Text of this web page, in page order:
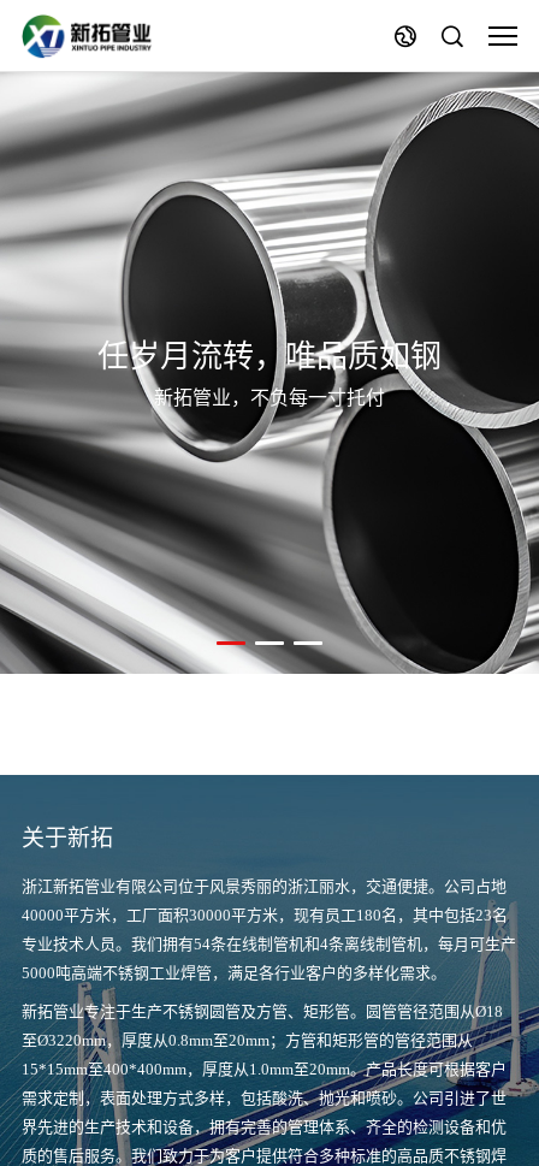
任岁月流转，唯品质如钢
新拓管业，不负每一寸托付
关于新拓
浙江新拓管业有限公司位于风景秀丽的浙江丽水，交通便捷。公司占地
40000平方米，工厂面积30000平方米，现有员工180名，其中包括23名
专业技术人员。我们拥有54条在线制管机和4条离线制管机，每月可生产
5000吨高端不锈钢工业焊管，满足各行业客户的多样化需求。
新拓管业专注于生产不锈钢圆管及方管、矩形管。圆管管径范围从Ø18
至Ø3220mm，厚度从0.8mm至20mm；方管和矩形管的管径范围从
15*15mm至400*400mm，厚度从1.0mm至20mm。产品长度可根据客户
需求定制，表面处理方式多样，包括酸洗、抛光和喷砂。公司引进了世
界先进的生产技术和设备，拥有完善的管理体系、齐全的检测设备和优
质的售后服务。我们致力于为客户提供符合多种标准的高品质不锈钢焊